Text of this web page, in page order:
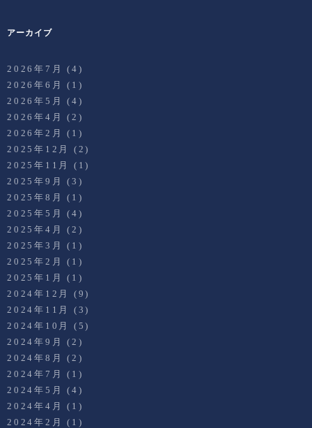
アーカイブ
2026年7月
(4)
2026年6月
(1)
2026年5月
(4)
2026年4月
(2)
2026年2月
(1)
2025年12月
(2)
2025年11月
(1)
2025年9月
(3)
2025年8月
(1)
2025年5月
(4)
2025年4月
(2)
2025年3月
(1)
2025年2月
(1)
2025年1月
(1)
2024年12月
(9)
2024年11月
(3)
2024年10月
(5)
2024年9月
(2)
2024年8月
(2)
2024年7月
(1)
2024年5月
(4)
2024年4月
(1)
2024年2月
(1)